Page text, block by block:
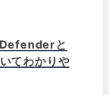
と
てわかりや